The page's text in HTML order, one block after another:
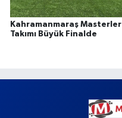
Kahramanmaraş Masterler
Takımı Büyük Finalde